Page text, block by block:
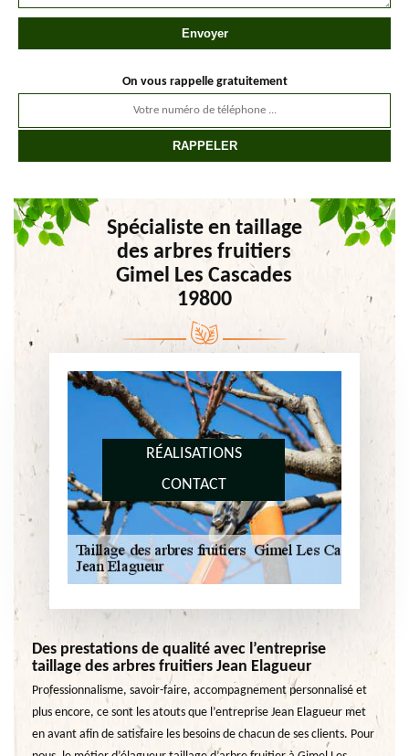
RÉALISATIONS
CONTACT
On vous rappelle gratuitement
Spécialiste en taillage
des arbres fruitiers
Gimel Les Cascades
19800
Des prestations de qualité avec l’entreprise
taillage des arbres fruitiers Jean Elagueur
Professionnalisme, savoir-faire, accompagnement personnalisé et
plus encore, ce sont les atouts que l’entreprise Jean Elagueur met
en avant afin de satisfaire les besoins de chacun de ses clients. Pour